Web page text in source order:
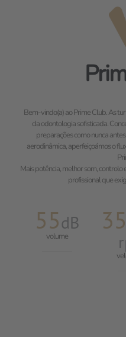
Bem-vindo(a) ao Prime Club. As
da odontologia sofisticada.
preparações como nunca
aerodinâmica, aperfeiçoámos o
Mais potência, melhor som,
profissional que
55dB
volume